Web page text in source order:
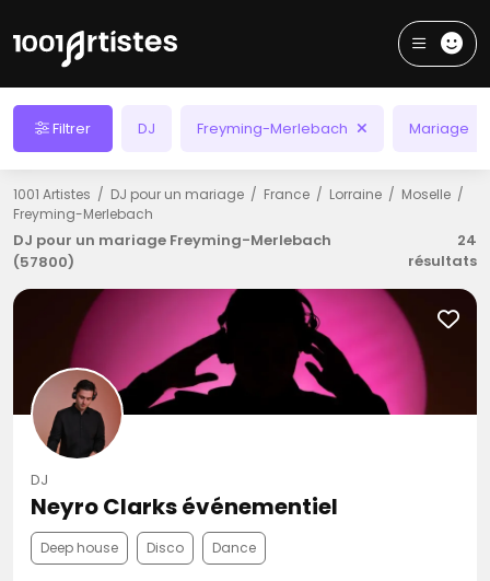
Filtrer DJ Freyming-Merlebach Mariage
1001 Artistes DJ pour un mariage France Lorraine
Moselle
Freyming-Merlebach
DJ pour un mariage Freyming-Merlebach
(57800)
24
résultats
DJ
Neyro Clarks événementiel
Deep house Disco Dance